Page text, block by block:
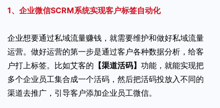
1、企业微信SCRM系统实现客户标签自动化
企业想要通过私域流量赚钱，就需要维护和做好私域流量
运营。做好运营的第一步是通过客户各种数据分析，给客
户打上标签。比如艾客的 【渠道活码】 功能，就能实现把
多个企业员工集合成一个活码，然后把活码投放入不同的
渠道去推广，引导客户添加企业员工微信。